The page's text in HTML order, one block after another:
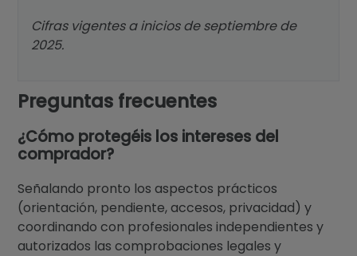
Cifras vigentes a inicios de septiembre de
2025.
Preguntas frecuentes
¿Cómo protegéis los intereses del
comprador?
Señalando pronto los aspectos prácticos
(orientación, pendiente, accesos, privacidad) y
coordinando con profesionales independientes y
autorizados las comprobaciones legales y